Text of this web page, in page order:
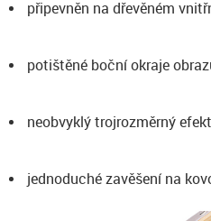
připevněn na dřevěném
potištěné boční okraje
neobvyklý trojrozměrný efekt
jednoduché zavěšení na